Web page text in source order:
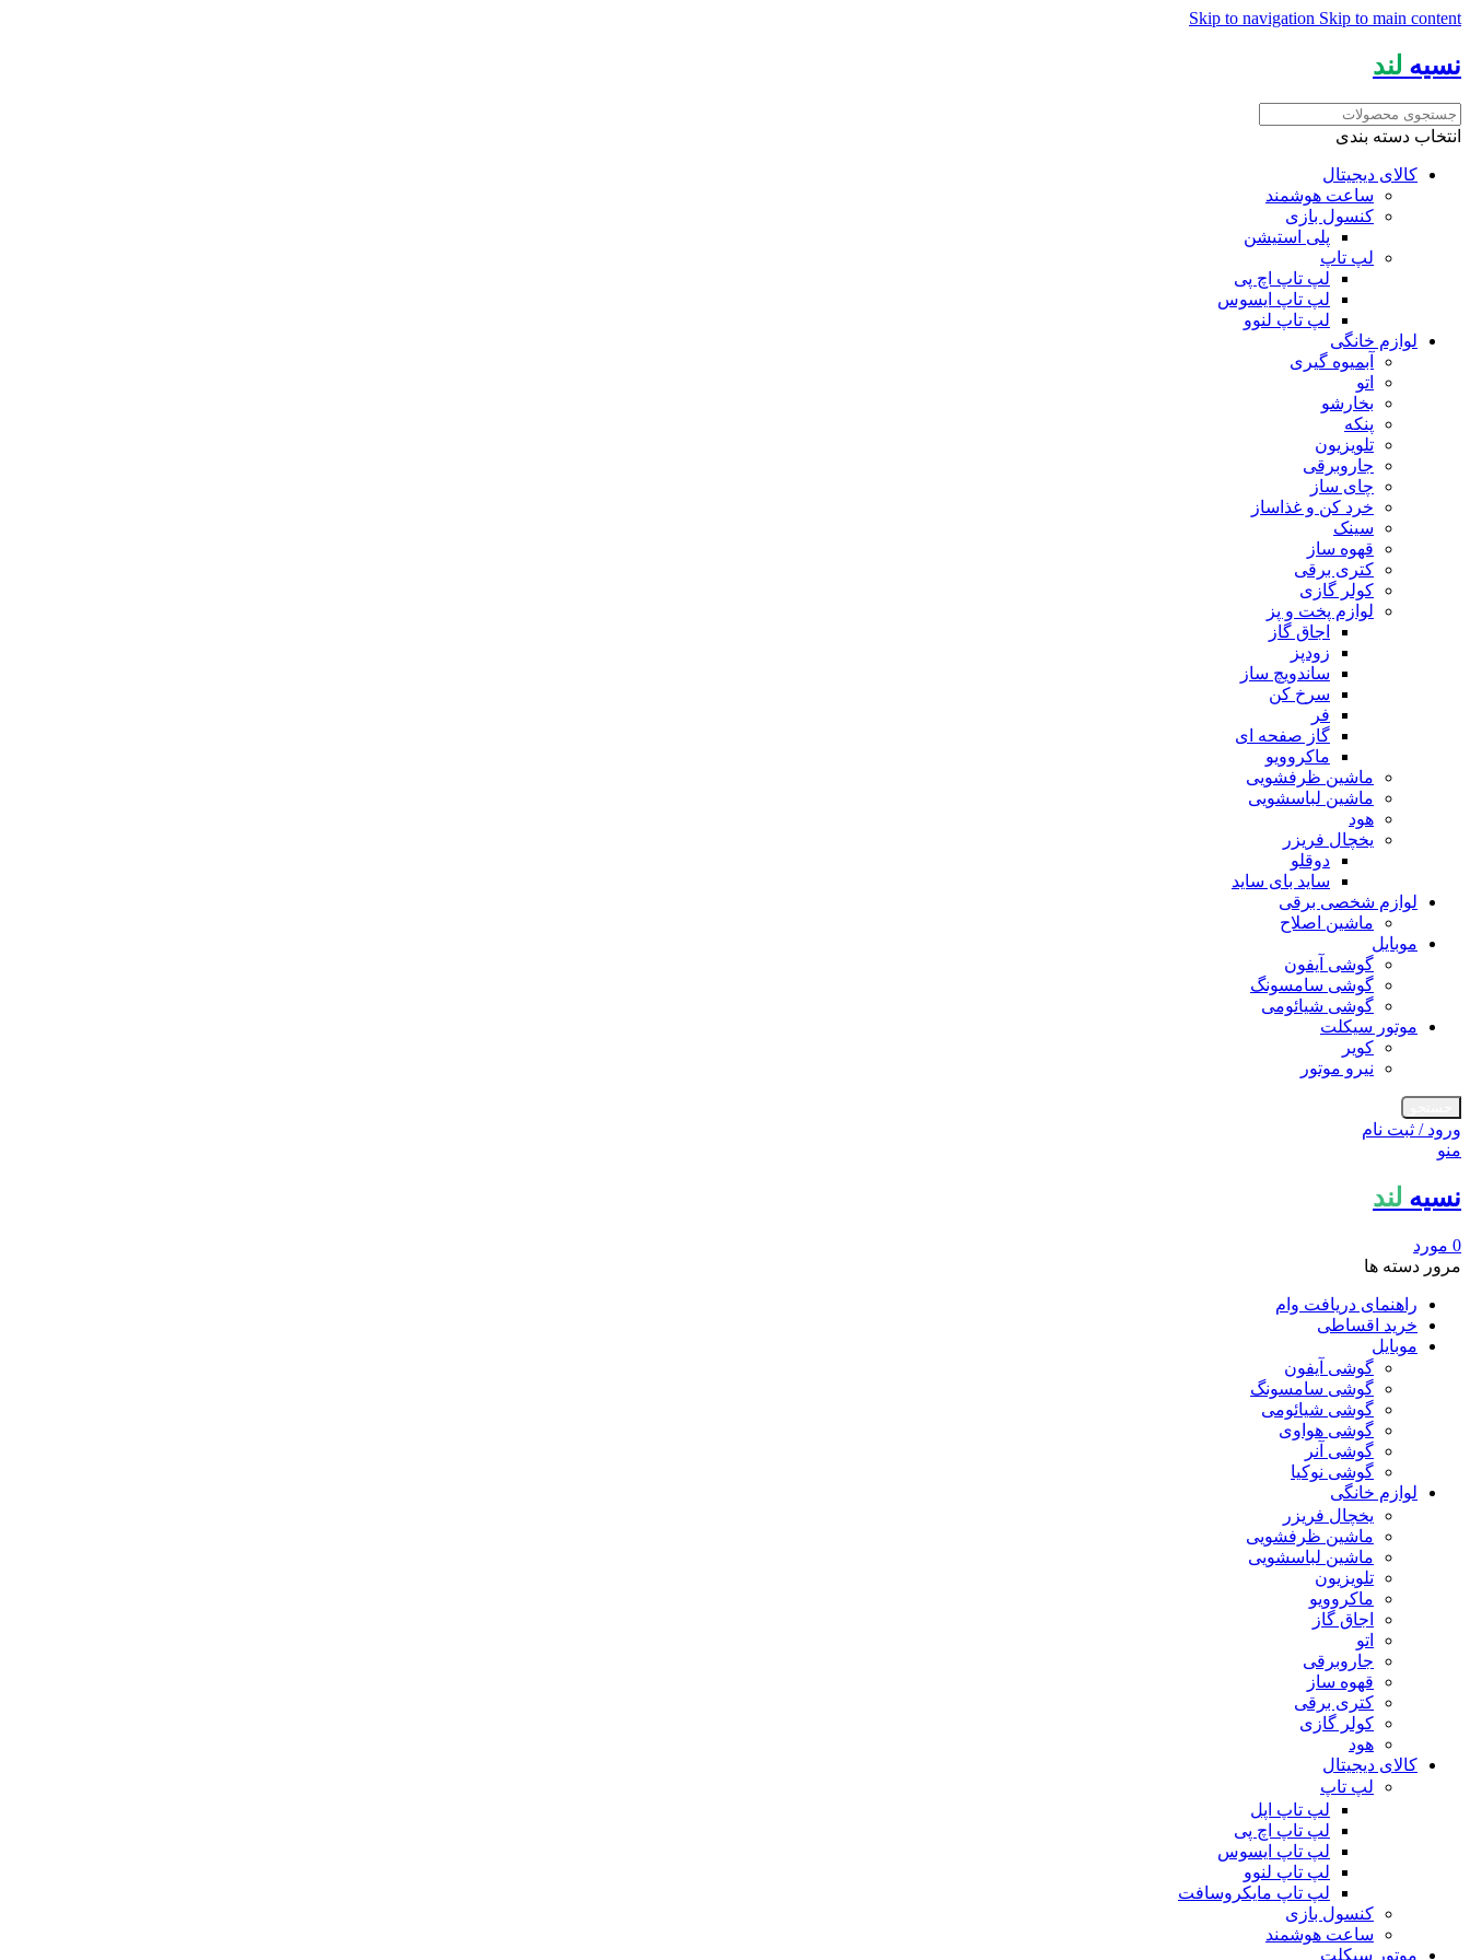
Skip to navigation Skip to main content
نسیه لند
انتخاب دسته بندی
کالای دیجیتال
ساعت هوشمند
کنسول بازی
پلی استیشن
لپ تاپ
لپ تاپ اچ پی
لپ تاپ ایسوس
لپ تاپ لنوو
لوازم خانگی
آبمیوه گیری
اتو
بخارشو
پنکه
تلویزیون
جاروبرقی
چای ساز
خرد کن و غذاساز
سینک
قهوه ساز
کتری برقی
کولر گازی
لوازم پخت و پز
اجاق گاز
زودپز
ساندویچ ساز
سرخ کن
فر
گاز صفحه ای
ماکروویو
ماشین ظرفشویی
ماشین لباسشویی
هود
یخچال فریزر
دوقلو
ساید بای ساید
لوازم شخصی برقی
ماشین اصلاح
موبایل
گوشی آیفون
گوشی سامسونگ
گوشی شیائومی
موتور سیکلت
کویر
نیرو موتور
ورود / ثبت نام
منو
نسیه لند
0 مورد
مرور دسته ها
راهنمای دریافت وام
خرید اقساطی
موبایل
گوشی آیفون
گوشی سامسونگ
گوشی شیائومی
گوشی هواوی
گوشی آنر
گوشی نوکیا
لوازم خانگی
یخچال فریزر
ماشین ظرفشویی
ماشین لباسشویی
تلویزیون
ماکروویو
اجاق گاز
اتو
جاروبرقی
قهوه ساز
کتری برقی
کولر گازی
هود
کالای دیجیتال
لپ تاپ
لپ تاپ اپل
لپ تاپ اچ پی
لپ تاپ ایسوس
لپ تاپ لنوو
لپ تاپ مایکروسافت
کنسول بازی
ساعت هوشمند
موتور سیکلت